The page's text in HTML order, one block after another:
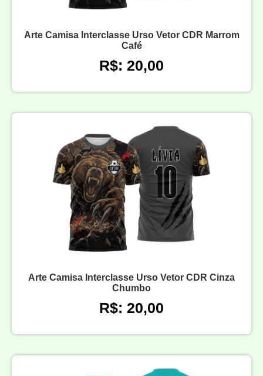
Arte Camisa Interclasse Urso Vetor CDR Marrom
Café
R$: 20,00
Arte Camisa Interclasse Urso Vetor CDR Cinza
Chumbo
R$: 20,00